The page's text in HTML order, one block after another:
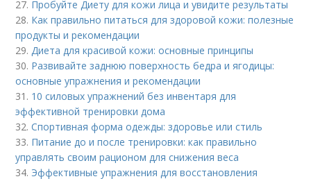
27. Пробуйте Диету для кожи лица и увидите результаты
28. Как правильно питаться для здоровой кожи: полезные
продукты и рекомендации
29. Диета для красивой кожи: основные принципы
30. Развивайте заднюю поверхность бедра и ягодицы:
основные упражнения и рекомендации
31. 10 силовых упражнений без инвентаря для
эффективной тренировки дома
32.Спортивная форма одежды: здоровье или стиль
33. Питание до и после тренировки: как правильно
управлять своим рационом для снижения веса
34. Эффективные упражнения для восстановления